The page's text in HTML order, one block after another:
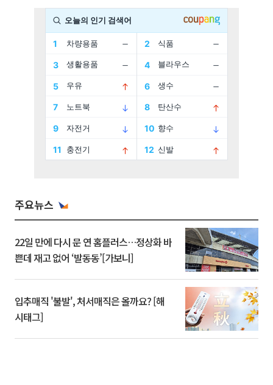
주요뉴스
22일 만에 다시 문 연 홈플러스…정상화 바
쁜데 재고 없어 ‘발동동’[가보니]
입추매직 '불발', 처서매직은 올까요? [해
시태그]